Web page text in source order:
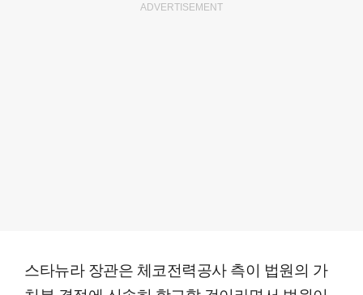
ADVERTISEMENT
스타뉴라 장관은 체코전력공사 측이 법원의 가